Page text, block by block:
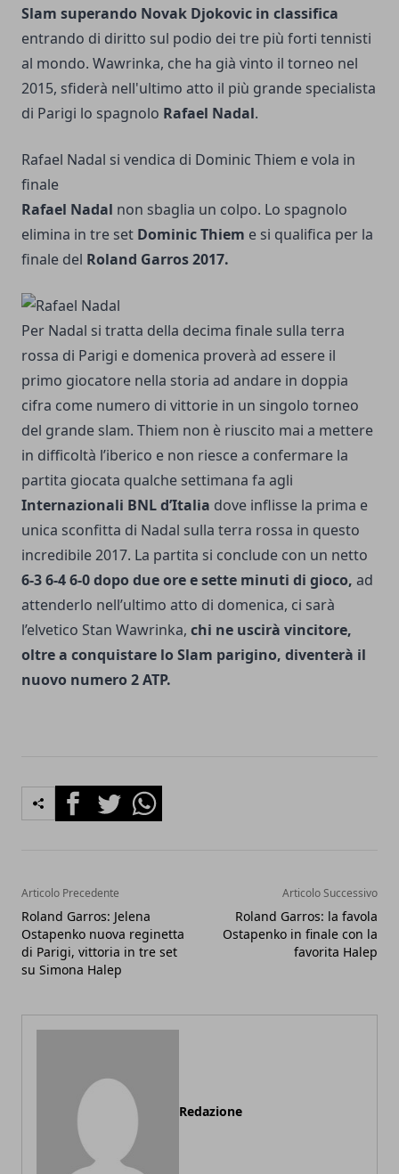
Slam superando Novak Djokovic in classifica
entrando di diritto sul podio dei tre più forti tennisti
al mondo. Wawrinka, che ha già vinto il torneo nel
2015, sfiderà nell'ultimo atto il più grande specialista
di Parigi lo spagnolo Rafael Nadal.
Rafael Nadal si vendica di Dominic Thiem e vola in
finale
Rafael Nadal non sbaglia un colpo. Lo spagnolo
elimina in tre set Dominic Thiem e si qualifica per la
finale del Roland Garros 2017.
Per Nadal si tratta della decima finale sulla terra
rossa di Parigi e domenica proverà ad essere il
primo giocatore nella storia ad andare in doppia
cifra come numero di vittorie in un singolo torneo
del grande slam. Thiem non è riuscito mai a mettere
in difficoltà l’iberico e non riesce a confermare la
partita giocata qualche settimana fa agli
Internazionali BNL d’Italia dove inflisse la prima e
unica sconfitta di Nadal sulla terra rossa in questo
incredibile 2017. La partita si conclude con un netto
6-3 6-4 6-0 dopo due ore e sette minuti di gioco, ad
attenderlo nell’ultimo atto di domenica, ci sarà
l’elvetico Stan Wawrinka, chi ne uscirà vincitore,
oltre a conquistare lo Slam parigino, diventerà il
nuovo numero 2 ATP.
FacebookTwitterWhatsapp
Articolo Precedente
Roland Garros: Jelena
Ostapenko nuova reginetta
di Parigi, vittoria in tre set
su Simona Halep
Articolo Successivo
Roland Garros: la favola
Ostapenko in finale con la
favorita Halep
Redazione